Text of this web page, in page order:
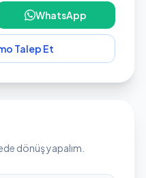
WhatsApp
Talep Et
dönüş yapalım.